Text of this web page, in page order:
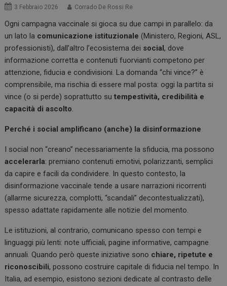
3 Febbraio 2026 Corrado De Rossi Re
Ogni campagna vaccinale si gioca su due campi in parallelo: da
un lato la comunicazione istituzionale (Ministero, Regioni, ASL,
professionisti), dall’altro l’ecosistema dei social, dove
informazione corretta e contenuti fuorvianti competono per
attenzione, fiducia e condivisioni. La domanda “chi vince?” è
comprensibile, ma rischia di essere mal posta: oggi la partita si
vince (o si perde) soprattutto sutempestività, credibilità e
capacità di ascolto.
Perché i social amplificano (anche) la disinformazione
I social non “creano” necessariamente la sfiducia, ma possono
accelerarla: premiano contenuti emotivi, polarizzanti, semplici
da capire e facili da condividere. In questo contesto, la
disinformazione vaccinale tende a usare narrazioni ricorrenti
(allarme sicurezza, complotti, “scandali” decontestualizzati),
spesso adattate rapidamente alle notizie del momento.
Le istituzioni, al contrario, comunicano spesso con tempi e
linguaggi più lenti: note ufficiali, pagine informative, campagne
annuali. Quando però queste iniziative sono chiare, ripetute e
riconoscibili, possono costruire capitale di fiducia nel tempo. In
Italia, ad esempio, esistono sezioni dedicate al contrasto delle